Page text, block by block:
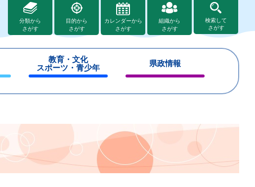
分類から
さがす
目的から
さがす
カレンダーから
さがす
組織から
さがす
検索して
さがす
教育・文化
スポーツ・青少年
じ
県政情報
じ